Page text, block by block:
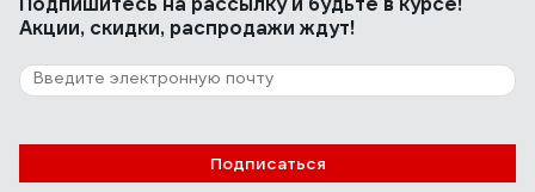
Акции, скидки, распродажи ждут!
Подписаться